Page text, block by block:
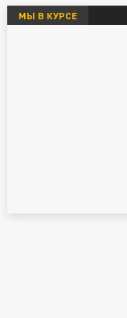
МЫ В КУРСЕ